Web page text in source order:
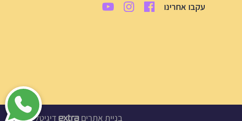
עקבו אחרינו
בניית אתרים דיגיטל